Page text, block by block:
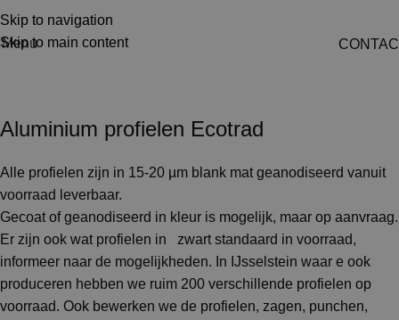
Skip to navigation
Skip to main content
Menu
Aluminium profielen Ecotrad
Alle profielen zijn in 15-20 µm blank mat geanodiseerd vanuit
voorraad leverbaar.
Gecoat of geanodiseerd in kleur is mogelijk, maar op aanvraag.
Er zijn ook wat profielen in zwart standaard in voorraad,
informeer naar de mogelijkheden. In IJsselstein waar e ook
produceren hebben we ruim 200 verschillende profielen op
voorraad. Ook bewerken we de profielen, zagen, punchen,